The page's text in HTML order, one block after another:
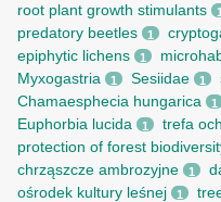
root рlant growth stimulants 1
predatory beetles 1
epiphytic lichens 1
Myxogastria 1 Sesiidae 1
Chamaesphecia hungarica 1
Euphorbia lucida 1 trefa
protection of forest
chrząszcze ambrozyjne 1
ośrodek kultury leśnej 1